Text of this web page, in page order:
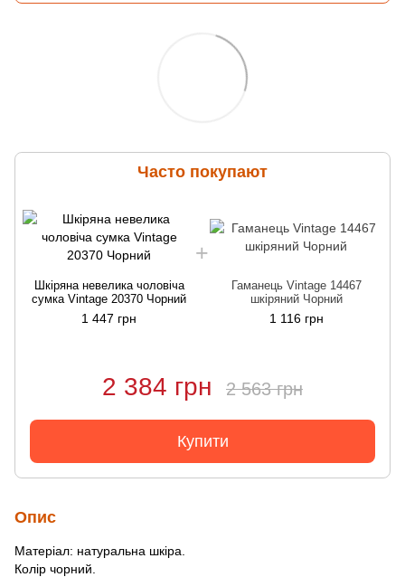
Часто покупают
Шкіряна невелика чоловіча
сумка Vintage 20370 Чорний
1 447 грн
Гаманець Vintage 14467
шкіряний Чорний
1 116 грн
2 384 грн 2 563 грн
Купити
Опис
Матеріал: натуральна шкіра.
Колір чорний.